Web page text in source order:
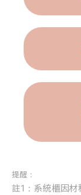
提醒：
註1：系統櫃因